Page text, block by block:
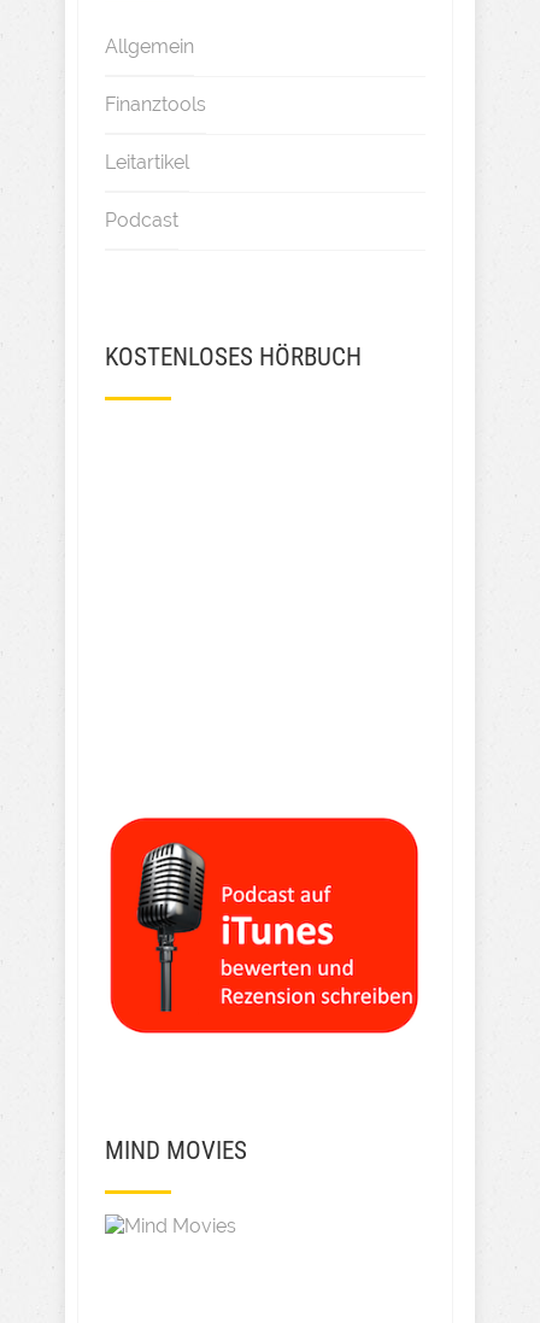
Allgemein
Finanztools
Leitartikel
Podcast
KOSTENLOSES HÖRBUCH
MIND MOVIES